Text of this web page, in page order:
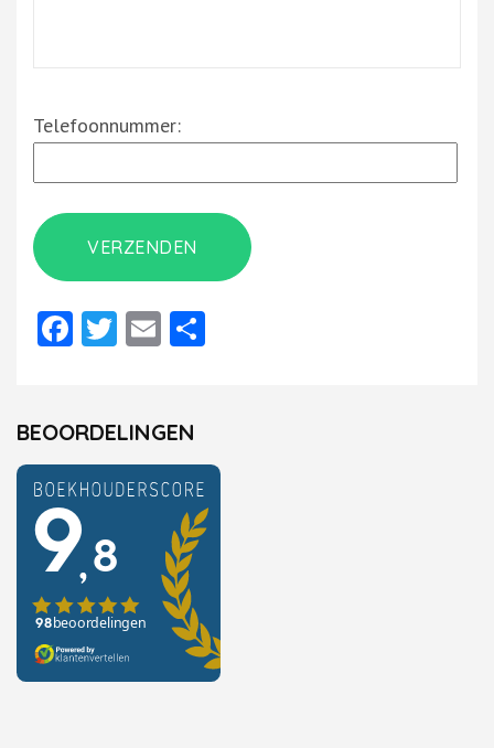
Telefoonnummer:
Facebook
Twitter
Email
BEOORDELINGEN